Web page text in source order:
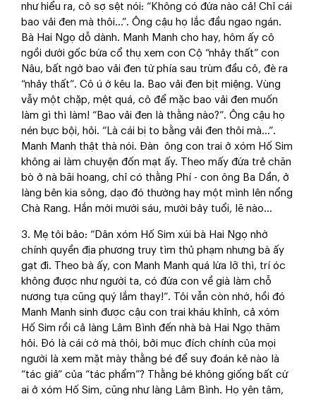
như hiểu ra, cô sợ sệt nói: “Không có đứa nào cả! Chỉ cái
bao vải đen mà thôi…”. Ông cậu họ lắc đầu ngao ngán.
Bà Hai Ngọ dỗ dành. Manh Manh cho hay, hôm ấy cô
ngồi dưới gốc bứa cổ thụ xem con Cộ “nhảy thất” con
Nâu, bất ngờ bao vải đen từ phía sau trùm đầu cô, đè ra
“nhảy thất”. Cô ú ớ kêu la. Bao vải đen bịt miệng. Vùng
vẫy một chặp, mệt quá, cô để mặc bao vải đen muốn
làm gì thì làm! “Bao vải đen là thằng nào?”. Ông cậu họ
nén bực bội, hỏi. “Là cái bị to bằng vải đen thôi mà…”.
Manh Manh thật thà nói. Đàn ông con trai ở xóm Hố Sim
không ai làm chuyện đốn mạt ấy. Theo mấy đứa trẻ chăn
bò ở nà bãi hoang, chỉ có thằng Phí - con ông Ba Dần, ở
làng bên kia sông, dạo đó thường hay một mình lên nổng
Chà Rang. Hắn mới mười sáu, mười bảy tuổi, lẽ nào…
3. Mẹ tôi bảo: “Dân xóm Hố Sim xúi bà Hai Ngọ nhờ
chính quyền địa phương truy tìm thủ phạm nhưng bà ấy
gạt đi. Theo bà ấy, con Manh Manh quá lứa lỡ thì, trí óc
không được như người ta, có đứa con về già làm chỗ
nương tựa cũng quý lắm thay!”. Tôi vẫn còn nhớ, hồi đó
Manh Manh sinh được cậu con trai kháu khỉnh, cả xóm
Hố Sim rồi cả làng Lâm Bình đến nhà bà Hai Ngọ thăm
hỏi. Đó là cái cớ mà thôi, bởi mục đích chính của mọi
người là xem mặt mày thằng bé để suy đoán kẻ nào là
“tác giả” của “tác phẩm”? Thằng bé không giống bất cứ
ai ở xóm Hố Sim, cũng như làng Lâm Bình. Họ yên tâm,